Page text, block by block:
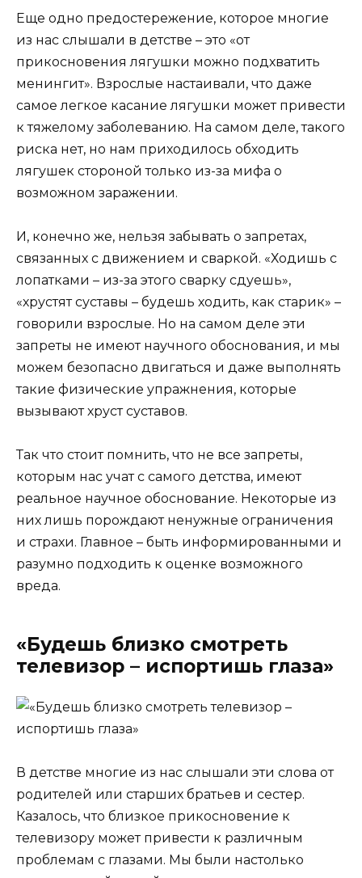
Еще одно предостережение, которое многие
из нас слышали в детстве – это «от
прикосновения лягушки можно подхватить
менингит». Взрослые настаивали, что даже
самое легкое касание лягушки может привести
к тяжелому заболеванию. На самом деле, такого
риска нет, но нам приходилось обходить
лягушек стороной только из-за мифа о
возможном заражении.
И, конечно же, нельзя забывать о запретах,
связанных с движением и сваркой. «Ходишь с
лопатками – из-за этого сварку сдуешь»,
«хрустят суставы – будешь ходить, как старик» –
говорили взрослые. Но на самом деле эти
запреты не имеют научного обоснования, и мы
можем безопасно двигаться и даже выполнять
такие физические упражнения, которые
вызывают хруст суставов.
Так что стоит помнить, что не все запреты,
которым нас учат с самого детства, имеют
реальное научное обоснование. Некоторые из
них лишь порождают ненужные ограничения
и страхи. Главное – быть информированными и
разумно подходить к оценке возможного
вреда.
«Будешь близко смотреть
телевизор – испортишь глаза»
В детстве многие из нас слышали эти слова от
родителей или старших братьев и сестер.
Казалось, что близкое прикосновение к
телевизору может привести к различным
проблемам с глазами. Мы были настолько